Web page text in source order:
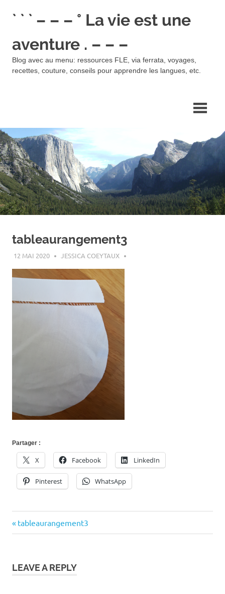
` ` ` – – – ° La vie est une
aventure . – – –
Blog avec au menu: ressources FLE, via ferrata, voyages,
recettes, couture, conseils pour apprendre les langues, etc.
tableaurangement3
12 MAI 2020 JESSICA COEYTAUX
Partager :
X Facebook LinkedIn
Pinterest WhatsApp
Navigation
l’article
Previous
Post:
tableaurangement3
LEAVE A REPLY